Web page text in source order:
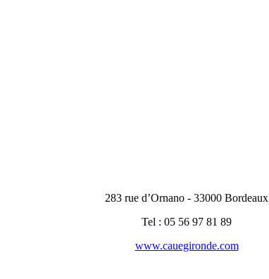
283 rue d’Ornano - 33000 Bordeaux
Tel : 05 56 97 81 89
www.cauegironde.com